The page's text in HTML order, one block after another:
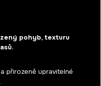
pohyb, texturu
přirozeně upravitelné